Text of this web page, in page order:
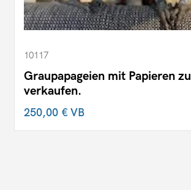
10117
Graupapageien mit Papieren zu
verkaufen.
250,00 €VB